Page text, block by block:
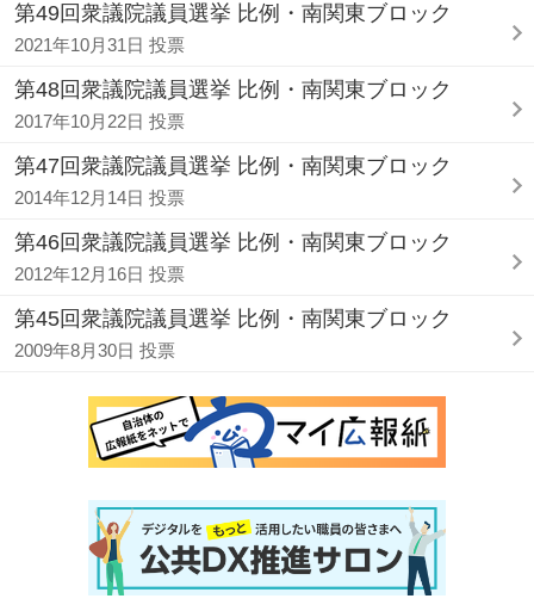
第49回衆議院議員選挙 比例・南関東ブロック
2021年10月31日 投票
第48回衆議院議員選挙 比例・南関東ブロック
2017年10月22日 投票
第47回衆議院議員選挙 比例・南関東ブロック
2014年12月14日 投票
第46回衆議院議員選挙 比例・南関東ブロック
2012年12月16日 投票
第45回衆議院議員選挙 比例・南関東ブロック
2009年8月30日 投票